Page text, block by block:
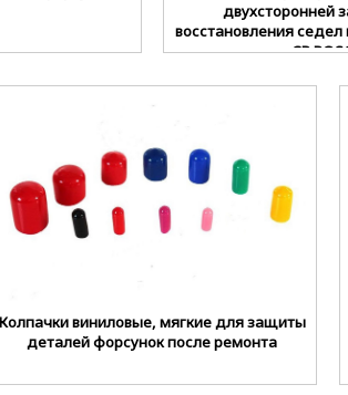
двухсторонней
восстановления седел
CR
Колпачки виниловые, мягкие для защиты
деталей форсунок после ремонта